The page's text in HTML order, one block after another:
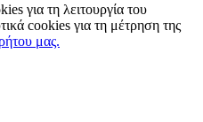
για τη λειτουργία του
cookies για τη μέτρηση της
μας.